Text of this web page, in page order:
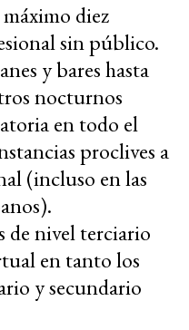
diez
sin público.
y bares hasta
nocturnos
en todo el
proclives a
(incluso en las
de nivel terciario
en tanto los
y secundario